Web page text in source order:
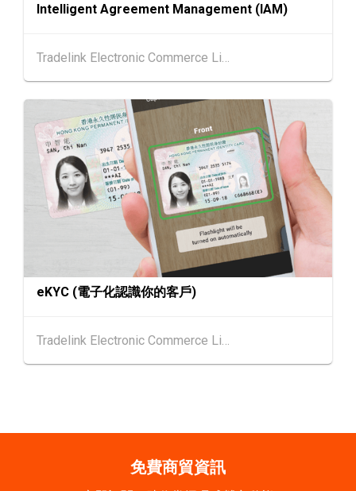
SEP
香港貿發局香港鐘表展 2026 (香港會議展覽中
SEP
香港
02.09.2026 - 05.09.2026
香港國際時尚匯展 2026 (香港會議展覽中心)
SEP
香港
09.09.2026
[數碼學堂] 中小企外貿超前部署 2027：AI Age
nt自動化 • 智能物流 • 貿易增長新布局
09.09.2026 - 10.09.2026
一帶一路高峰論壇2026
21/9
新加坡
21.09.2026 - 27.09.2027
13-16
Intelligent Agreement Management (IAM)
eKYC (電子化認識你的客戶)
Tradelink Electronic Commerce Limited
免費商貿資訊